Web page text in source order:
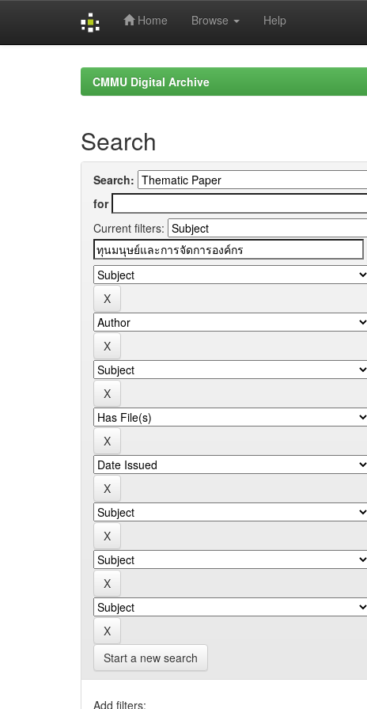
Home Browse Help
CMMU Digital Archive
Search
Search:
for
Current filters:
Start a new search
Add filters: